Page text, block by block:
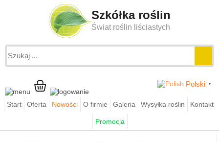
Szkółka roślin
Świat roślin liściastych
Polski ▼
Start Oferta Nowości O firmie Galeria Wysyłka roślin Kontakt
Promocja
Funkia (Hosta) Regal Splendor p11